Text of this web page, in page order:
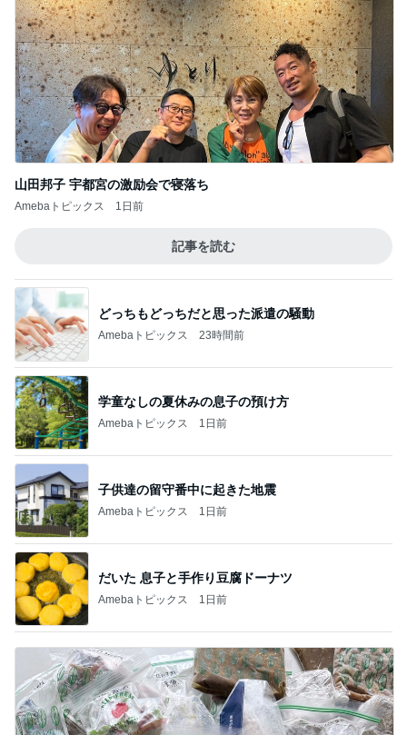
山田邦子 宇都宮の激励会で寝落ち
Amebaトピックス 1日前
記事を読む
どっちもどっちだと思った派遣の騒動
Amebaトピックス 23時間前
学童なしの夏休みの息子の預け方
Amebaトピックス 1日前
子供達の留守番中に起きた地震
Amebaトピックス 1日前
だいた 息子と手作り豆腐ドーナツ
Amebaトピックス 1日前